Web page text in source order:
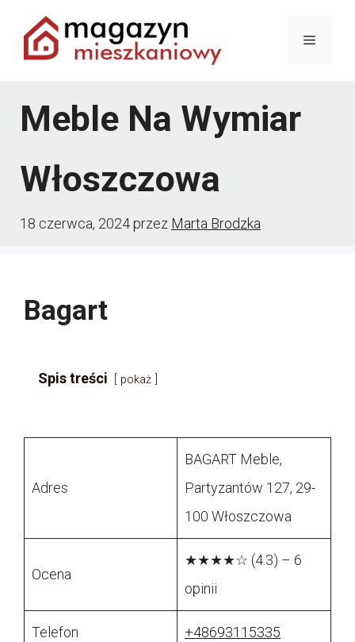
Przejdź
Menu
Meble Na Wymiar
Włoszczowa
18 czerwca, 2024przez Marta Brodzka
Bagart
Spis treści pokaż
Adres
BAGART Meble,
Partyzantów 127, 29-
100 Włoszczowa
Ocena
★★★★☆ (4.3) – 6
opinii
Telefon +48693115335